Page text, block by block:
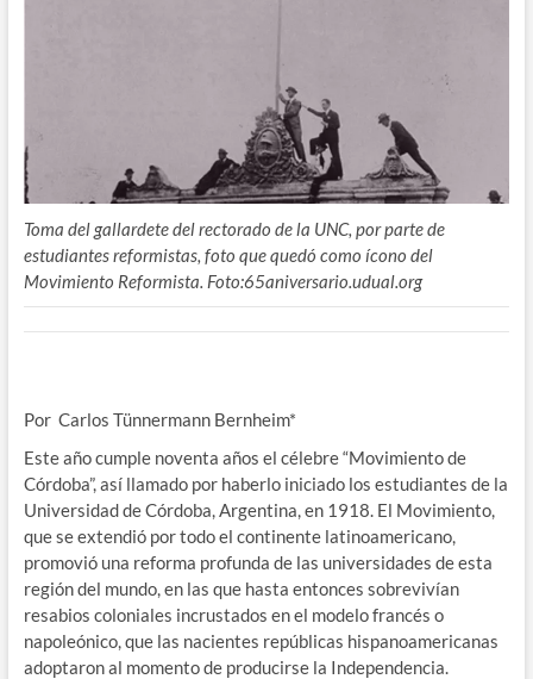
Toma del gallardete del rectorado de la UNC, por parte de
estudiantes reformistas, foto que quedó como ícono del
Movimiento Reformista. Foto:65aniversario.udual.org
Por Carlos Tünnermann Bernheim*
Este año cumple noventa años el célebre “Movimiento de
Córdoba”, así llamado por haberlo iniciado los estudiantes de la
Universidad de Córdoba, Argentina, en 1918. El Movimiento,
que se extendió por todo el continente latinoamericano,
promovió una reforma profunda de las universidades de esta
región del mundo, en las que hasta entonces sobrevivían
resabios coloniales incrustados en el modelo francés o
napoleónico, que las nacientes repúblicas hispanoamericanas
adoptaron al momento de producirse la Independencia.